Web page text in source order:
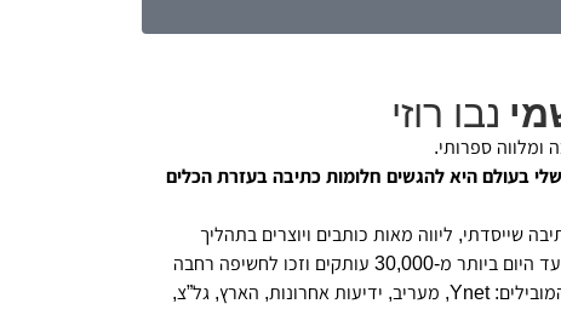
נבו רוזי
ומלווה ספרותי.
בעולם היא להגשים חלומות כתיבה בעזרת הכלים
שייסדתי, ליווה מאות כותבים ויוצרים בתהליך
ההגשמה שלהם. ספריי נמכרו עד היום ביותר מ-30,000 עותקים וזכו לחשיפה רחבה
עם המלצות בגופי התקשורת המובילים: Ynet, מעריב, ידיעות אחרונות, הארץ, גל”צ,